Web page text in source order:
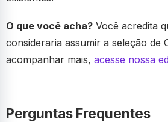
O que você acha? Você acredita
consideraria assumir a seleção de
acompanhar mais, acesse nossa
Perguntas Frequentes